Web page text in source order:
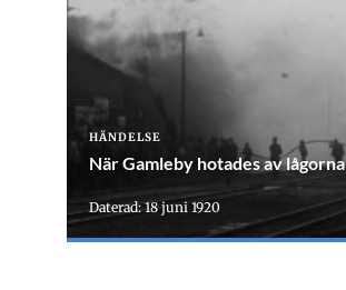
HÄNDELSE
När Gamleby hotades av lågorna
Daterad: 18 juni 1920